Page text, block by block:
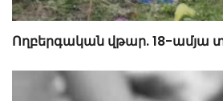
Ողբերգական վթար. 18-ամյա